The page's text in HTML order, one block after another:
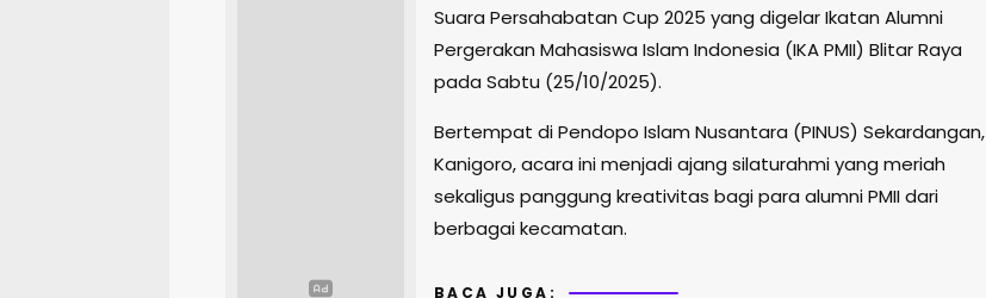
Suara Persahabatan Cup 2025 yang digelar Ikatan Alumni
Pergerakan Mahasiswa Islam Indonesia (IKA PMII) Blitar Raya
pada Sabtu (25/10/2025).
Bertempat di Pendopo Islam Nusantara (PINUS) Sekardangan,
Kanigoro, acara ini menjadi ajang silaturahmi yang meriah
sekaligus panggung kreativitas bagi para alumni PMII dari
berbagai kecamatan.
BACA JUGA: